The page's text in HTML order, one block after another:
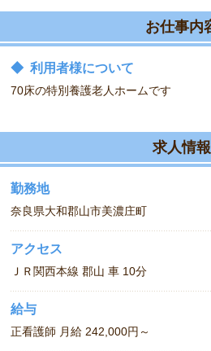
お仕事内
◆ 利用者様について
70床の特別養護老人ホームです
雇用形態は、日勤常勤。夜勤がない
範囲で勤務できます。
求人情報
勤務地
奈良県大和郡山市美濃庄町
アクセス
ＪＲ関西本線 郡山 車 10分
給与
正看護師 月給 242,000円～